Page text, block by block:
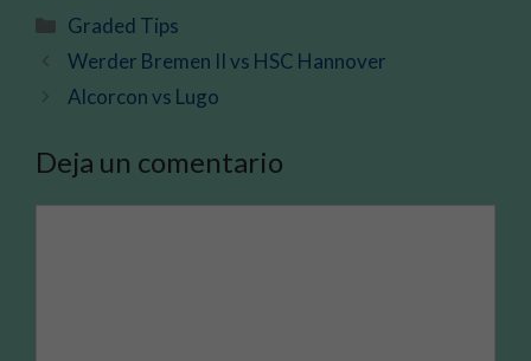
Categorías
Graded Tips
Werder Bremen II vs HSC Hannover
Alcorcon vs Lugo
Deja un comentario